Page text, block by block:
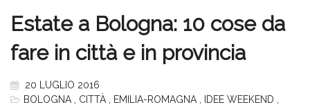
Estate a Bologna: 10 cose da
fare in città e in provincia
20 LUGLIO 2016
BOLOGNA
CITTÀ EMILIA-ROMAGNA IDEE WEEKEND